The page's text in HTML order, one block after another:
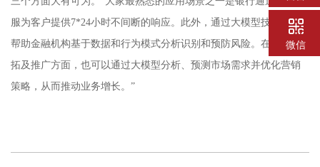
服为客户提供7*24小时不间断的响应。此外，通过大模型技术也可
帮助金融机构基于数据和行为模式分析识别和预防风险。在业务开
拓及推广方面，也可以通过大模型分析、预测市场需求并优化营销
策略，从而推动业务增长。”
微信